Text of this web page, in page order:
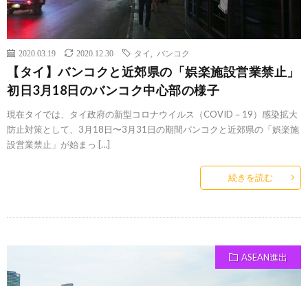
2020.03.19 2020.12.30 タイ バンコク
【タイ】バンコクと近郊県の「娯楽施設営業禁止」
初日3月18日のバンコク中心部の様子
現在タイでは、タイ政府の新型コロナウイルス（COVID－19）感染拡大
防止対策として、3月18日〜3月31日の期間バンコクと近郊県の「娯楽施
設営業禁止」が始まっ […]
続きを読む
ASEAN進出